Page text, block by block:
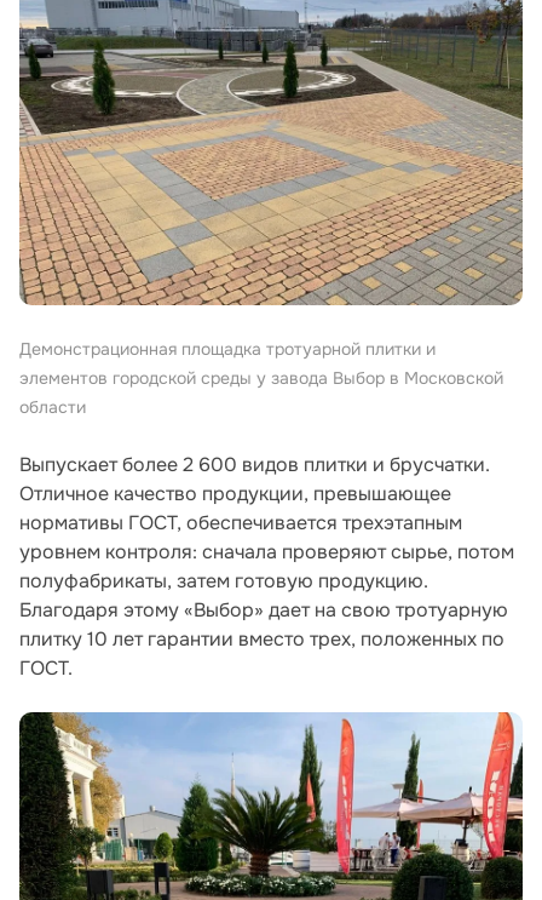
Демонстрационная площадка тротуарной плитки и
элементов городской среды у завода Выбор в Московской
области
Выпускает более 2 600 видов плитки и брусчатки.
Отличное качество продукции, превышающее
нормативы ГОСТ, обеспечивается трехэтапным
уровнем контроля: сначала проверяют сырье, потом
полуфабрикаты, затем готовую продукцию.
Благодаря этому «Выбор» дает на свою тротуарную
плитку 10 лет гарантии вместо трех, положенных по
ГОСТ.